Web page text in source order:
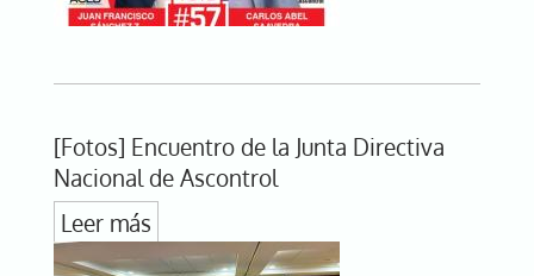
[Fotos] Encuentro de la Junta Directiva
Nacional de Ascontrol
Leer más